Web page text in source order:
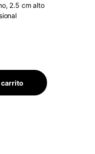
2.5 cm alto
carrito